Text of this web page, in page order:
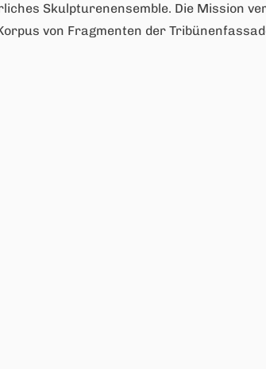
Skulpturenensemble. Die Mission
von Fragmenten der